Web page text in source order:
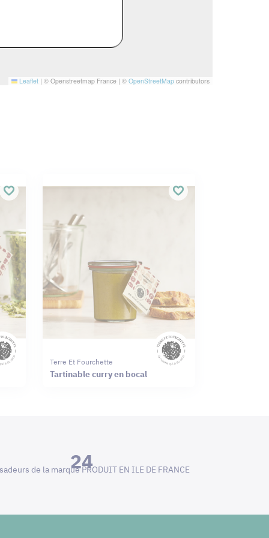
Leaflet | © Openstreetmap France | © OpenStreetMap contributors
Terre Et Fourchette
Tartinable curry en bocal
24
de la marque PRODUIT EN ILE DE FRANCE